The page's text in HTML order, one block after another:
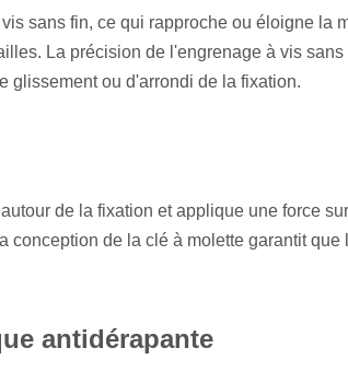
sans fin, ce qui rapproche ou éloigne la
La précision de l'engrenage à vis
glissement ou d'arrondi de la fixation.
de la fixation et applique une force
de la clé à molette garantit
antidérapante